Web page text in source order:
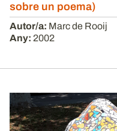
sobre un poema)
Autor/a: Marc de Rooij
Any: 2002